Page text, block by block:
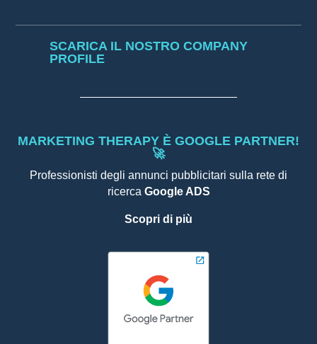
SCARICA IL NOSTRO COMPANY
PROFILE
MARKETING THERAPY È GOOGLE PARTNER!
🚀
Professionisti degli annunci pubblicitari sulla rete di
ricerca Google ADS
Scopri di più